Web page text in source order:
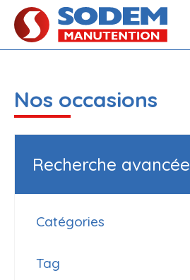
Nos occasions
Recherche avancée
Catégories
Tag